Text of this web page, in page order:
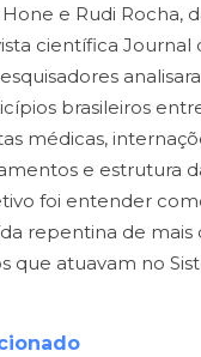
e Rudi Rocha,
científica Journal
brasileiros
médicas,
e estrutura
foi entender
repentina de mais
que atuavam no